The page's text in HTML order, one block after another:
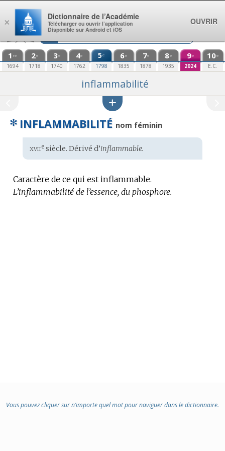
Aller au contenu
1 re
1694
2e
1718
3e
1740
4e
1762
5e
1798
6e
1835
7e
1878
8e
1935
9e
2024
10e
E.C.
inflammabilité
✻ INFLAMMABILITÉ nom féminin
Étymologie
:
xviiesiècle. Dérivé d’inflammable.
Caractère de ce qui est inflammable.
L’inflammabilité de l’essence, du phosphore.
Vous pouvez cliquer sur n’importe quel mot pour naviguer dans le dictionnaire.
×
Dictionnaire de l’Académie
Télécharger ou ouvrir l’application
Disponible sur Android et iOS
OUVRIR